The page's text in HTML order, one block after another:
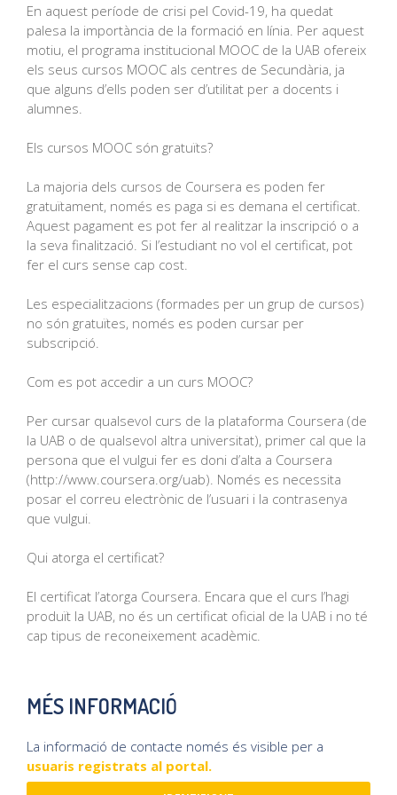
En aquest període de crisi pel Covid-19, ha quedat
palesa la importància de la formació en línia. Per aquest
motiu, el programa institucional MOOC de la UAB ofereix
els seus cursos MOOC als centres de Secundària, ja
que alguns d’ells poden ser d’utilitat per a docents i
alumnes.
Els cursos MOOC són gratuïts?
La majoria dels cursos de Coursera es poden fer
gratuïtament, només es paga si es demana el certificat.
Aquest pagament es pot fer al realitzar la inscripció o a
la seva finalització. Si l’estudiant no vol el certificat, pot
fer el curs sense cap cost.
Les especialitzacions (formades per un grup de cursos)
no són gratuïtes, només es poden cursar per
subscripció.
Com es pot accedir a un curs MOOC?
Per cursar qualsevol curs de la plataforma Coursera (de
la UAB o de qualsevol altra universitat), primer cal que la
persona que el vulgui fer es doni d’alta a Coursera
(http://www.coursera.org/uab). Només es necessita
posar el correu electrònic de l’usuari i la contrasenya
que vulgui.
Qui atorga el certificat?
El certificat l’atorga Coursera. Encara que el curs l’hagi
produït la UAB, no és un certificat oficial de la UAB i no té
cap tipus de reconeixement acadèmic.
MÉS INFORMACIÓ
La informació de contacte només és visible per a
usuaris registrats al portal.